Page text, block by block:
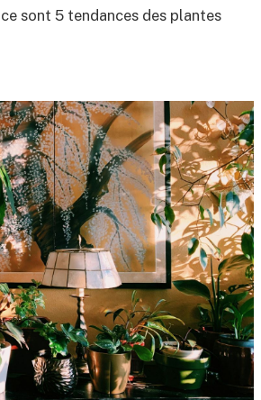
sont 5 tendances des plantes